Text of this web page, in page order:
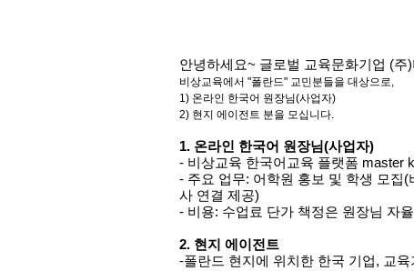
안녕하세요~ 글로벌 교육문화기업 (주)
비상교육에서 "폴란드" 교민분들을 대상으로,
1) 온라인 한국어 원장님(사업자)
2) 현지 에이전트 분을 모십니다.
1. 온라인 한국어 원장님(사업자)
- 비상교육 한국어교육 플랫폼 master k
- 주요 업무: 어학원 홍보 및 학생 모집(
사 연결 제공)
- 비용: 수업료 단가 책정은 원장님 자율
2. 현지 에이전트
-폴란드 현지에 위치한 한국 기업, 교